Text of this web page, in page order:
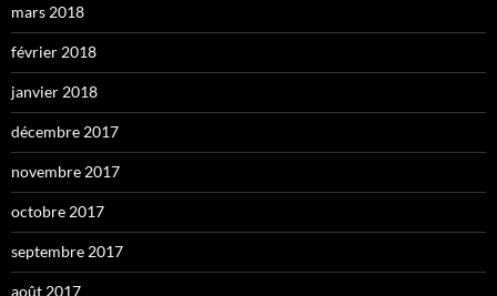
mars 2018
février 2018
janvier 2018
décembre 2017
novembre 2017
octobre 2017
septembre 2017
août 2017